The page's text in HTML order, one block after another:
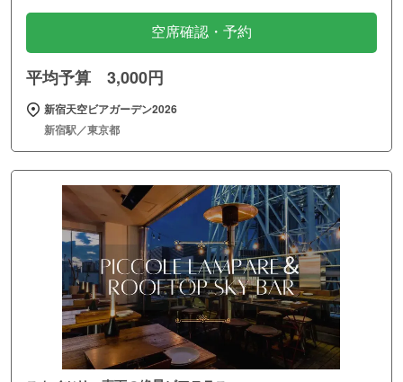
空席確認・予約
平均予算 3,000円
新宿天空ビアガーデン2026
新宿駅／東京都